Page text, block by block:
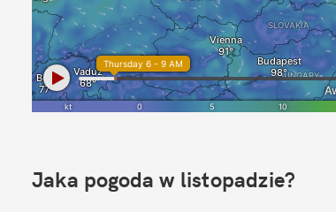
Jaka pogoda w listopadzie?